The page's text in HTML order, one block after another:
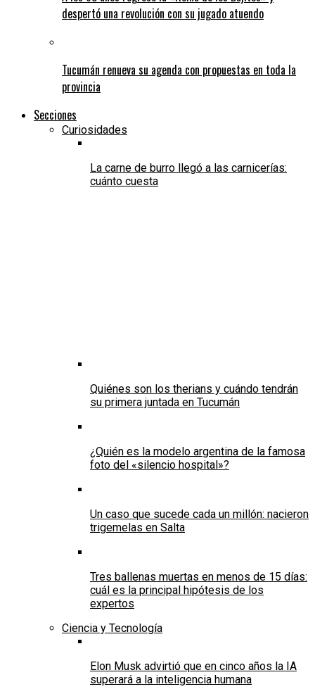
despertó una revolución con su jugado atuendo
Tucumán renueva su agenda con propuestas en toda la
provincia
Secciones
Curiosidades
La carne de burro llegó a las carnicerías:
cuánto cuesta
Quiénes son los therians y cuándo tendrán
su primera juntada en Tucumán
¿Quién es la modelo argentina de la famosa
foto del «silencio hospital»?
Un caso que sucede cada un millón: nacieron
trigemelas en Salta
Tres ballenas muertas en menos de 15 días:
cuál es la principal hipótesis de los
expertos
Ciencia y Tecnología
Elon Musk advirtió que en cinco años la IA
superará a la inteligencia humana